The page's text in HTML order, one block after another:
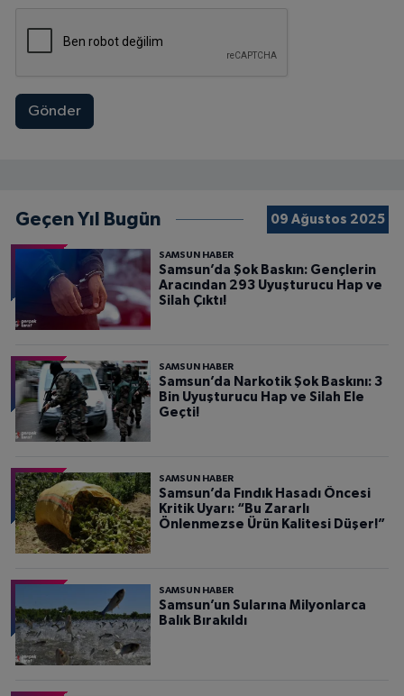
Gönder
Geçen Yıl Bugün 09 Ağustos 2025
SAMSUN HABER
Samsun’da Şok Baskın: Gençlerin
Aracından 293 Uyuşturucu Hap ve
Silah Çıktı!
SAMSUN HABER
Samsun’da Narkotik Şok Baskını: 3
Bin Uyuşturucu Hap ve Silah Ele
Geçti!
SAMSUN HABER
Samsun’da Fındık Hasadı Öncesi
Kritik Uyarı: “Bu Zararlı
Önlenmezse Ürün Kalitesi Düşer!”
SAMSUN HABER
Samsun’un Sularına Milyonlarca
Balık Bırakıldı